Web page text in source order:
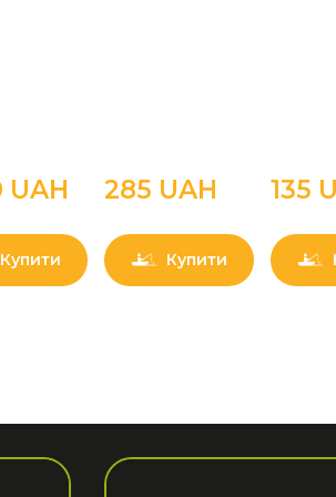
UAН
Купити
285 UAН
Купити
135